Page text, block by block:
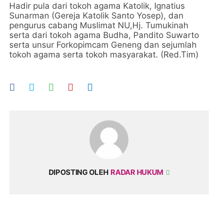
Hadir pula dari tokoh agama Katolik, Ignatius
Sunarman (Gereja Katolik Santo Yosep), dan
pengurus cabang Muslimat NU,Hj. Tumukinah
serta dari tokoh agama Budha, Pandito Suwarto
serta unsur Forkopimcam Geneng dan sejumlah
tokoh agama serta tokoh masyarakat. (Red.Tim)
DIPOSTING OLEH RADAR HUKUM